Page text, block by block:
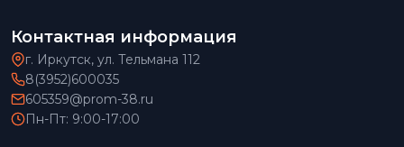
Контактная информация
г. Иркутск, ул. Тельмана 112
8(3952)600035
605359@prom-38.ru
Пн-Пт: 9:00-17:00